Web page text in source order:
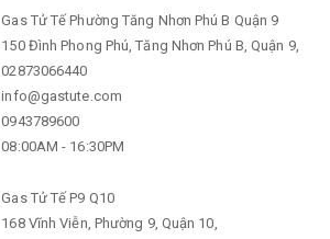
Gas Tử Tế Phường Tăng Nhơn Phú B Quận 9
150 Đình Phong Phú, Tăng Nhơn Phú B, Quận 9,
02873066440
info@gastute.com
0943789600
08:00AM - 16:30PM
Gas Tử Tế P9 Q10
168 Vĩnh Viễn, Phường 9, Quận 10,